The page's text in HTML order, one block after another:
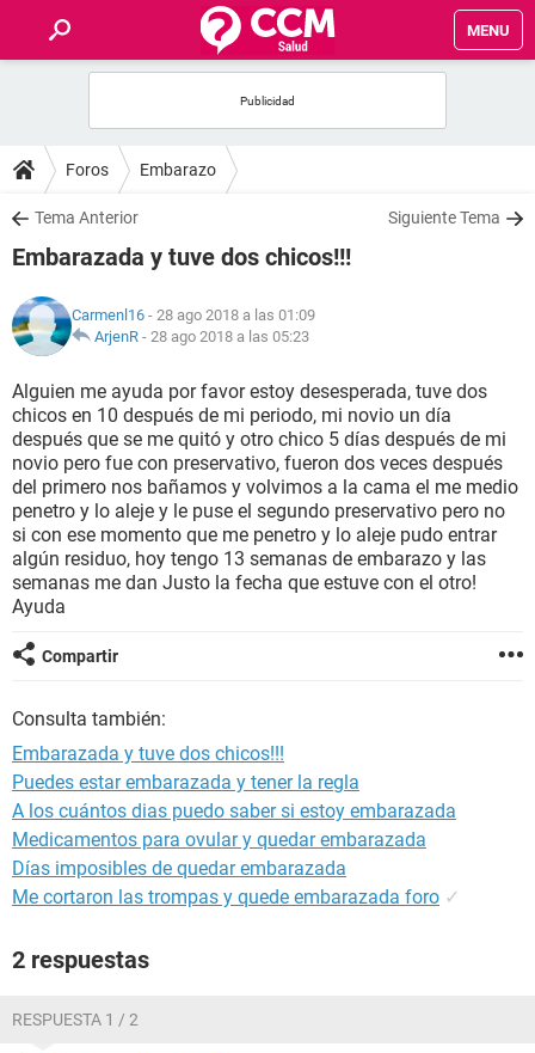
MENU
FOROS
SALUD
NUTRICIÓN
BIENESTAR
SEXUALIDAD
GLOSARIO
Foros Embarazo
Tema Anterior Siguiente Tema
Embarazada y tuve dos chicos!!!
Carmenl16 - 28 ago 2018 a las 01:09
ArjenR - 28 ago 2018 a las 05:23
Alguien me ayuda por favor estoy desesperada, tuve dos
chicos en 10 después de mi periodo, mi novio un día
después que se me quitó y otro chico 5 días después de mi
novio pero fue con preservativo, fueron dos veces después
del primero nos bañamos y volvimos a la cama el me medio
penetro y lo aleje y le puse el segundo preservativo pero no
si con ese momento que me penetro y lo aleje pudo entrar
algún residuo, hoy tengo 13 semanas de embarazo y las
semanas me dan Justo la fecha que estuve con el otro!
Ayuda
Compartir
Consulta también:
Embarazada y tuve dos chicos!!!
Puedes estar embarazada y tener la regla
A los cuántos dias puedo saber si estoy embarazada
Medicamentos para ovular y quedar embarazada
Días imposibles de quedar embarazada
Me cortaron las trompas y quede embarazada foro ✓
2 respuestas
RESPUESTA 1 / 2